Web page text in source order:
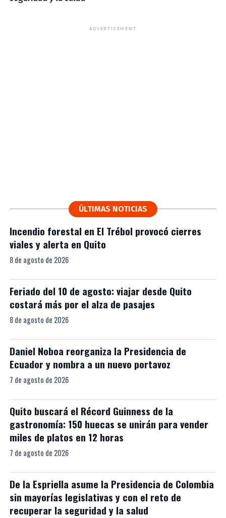
ADVERTISEMENT
ÚLTIMAS NOTICIAS
Incendio forestal en El Trébol provocó cierres
viales y alerta en Quito
8 de agosto de 2026
Feriado del 10 de agosto: viajar desde Quito
costará más por el alza de pasajes
8 de agosto de 2026
Daniel Noboa reorganiza la Presidencia de
Ecuador y nombra a un nuevo portavoz
7 de agosto de 2026
Quito buscará el Récord Guinness de la
gastronomía: 150 huecas se unirán para vender
miles de platos en 12 horas
7 de agosto de 2026
De la Espriella asume la Presidencia de Colombia
sin mayorías legislativas y con el reto de
recuperar la seguridad y la salud